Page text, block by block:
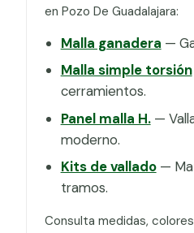
en Pozo De Guadalajara:
Malla ganadera —
Malla simple torsión
cerramientos.
Panel malla H.—
moderno.
Kits de vallado—
tramos.
Consulta medidas,